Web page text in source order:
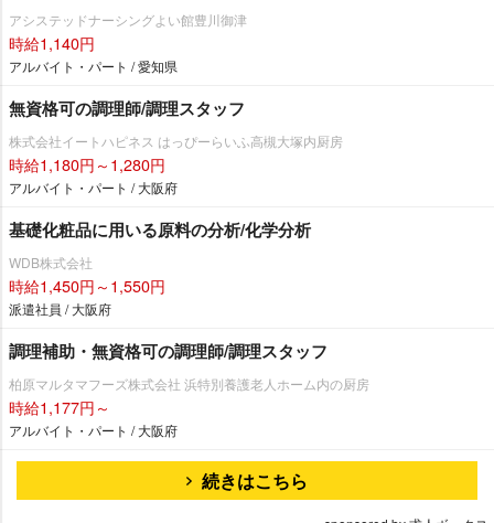
アシステッドナーシングよい館豊川御津
時給1,140円
アルバイト・パート / 愛知県
無資格可の調理師/調理スタッフ
株式会社イートハピネス はっぴーらいふ高槻大塚内厨房
時給1,180円～1,280円
アルバイト・パート / 大阪府
基礎化粧品に用いる原料の分析/化学分析
WDB株式会社
時給1,450円～1,550円
派遣社員 / 大阪府
調理補助・無資格可の調理師/調理スタッフ
柏原マルタマフーズ株式会社 浜特別養護老人ホーム内の厨房
時給1,177円～
アルバイト・パート / 大阪府
続きはこちら